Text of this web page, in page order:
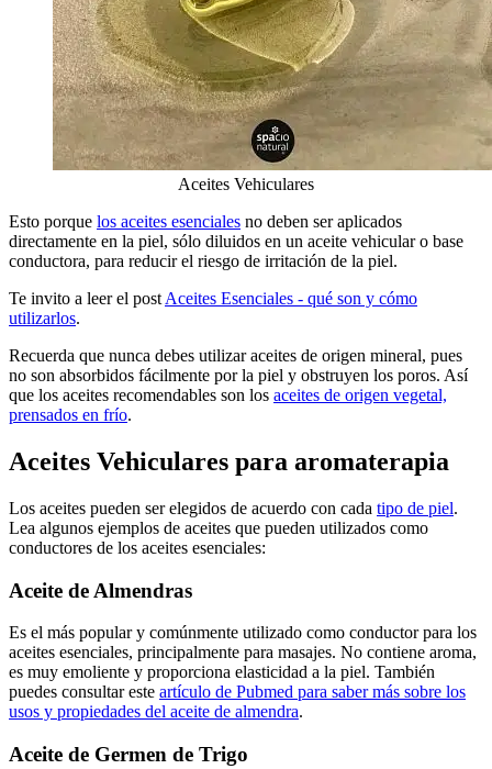
Aceites Vehiculares
Esto porque los aceites esenciales no deben ser aplicados
directamente en la piel, sólo diluidos en un aceite vehicular o base
conductora, para reducir el riesgo de irritación de la piel.
Te invito a leer el post Aceites Esenciales - qué son y cómo
utilizarlos.
Recuerda que nunca debes utilizar aceites de origen mineral, pues
no son absorbidos fácilmente por la piel y obstruyen los poros. Así
que los aceites recomendables son los aceites de origen vegetal,
prensados en frío.
Aceites Vehiculares para aromaterapia
Los aceites pueden ser elegidos de acuerdo con cada tipo de piel.
Lea algunos ejemplos de aceites que pueden utilizados como
conductores de los aceites esenciales:
Aceite de Almendras
Es el más popular y comúnmente utilizado como conductor para los
aceites esenciales, principalmente para masajes. No contiene aroma,
es muy emoliente y proporciona elasticidad a la piel. También
puedes consultar este artículo de Pubmed para saber más sobre los
usos y propiedades del aceite de almendra.
Aceite de Germen de Trigo